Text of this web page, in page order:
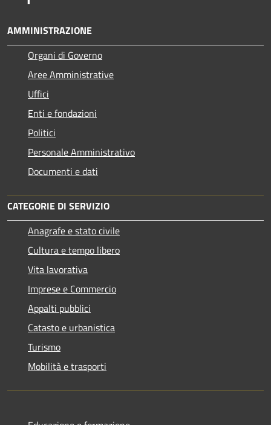
AMMINISTRAZIONE
Organi di Governo
Aree Amministrative
Uffici
Enti e fondazioni
Politici
Personale Amministrativo
Documenti e dati
CATEGORIE DI SERVIZIO
Anagrafe e stato civile
Cultura e tempo libero
Vita lavorativa
Imprese e Commercio
Appalti pubblici
Catasto e urbanistica
Turismo
Mobilità e trasporti